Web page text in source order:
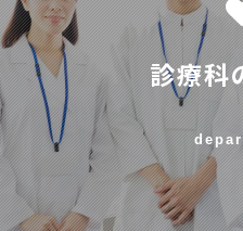
診療科